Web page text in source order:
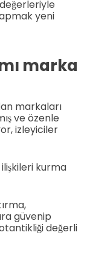
yeni
marka
markaları
ve özenle
izleyiciler
kurma
güvenip
değerli